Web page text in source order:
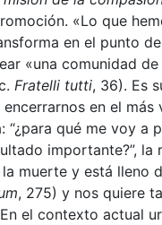
«Lo que
en el punto
«una comunidad
Fratelli tutti, 36). Es
en el
qué me voy a
importante?”, la
muerte y está lleno
, 275) y nos quiere
el contexto actual